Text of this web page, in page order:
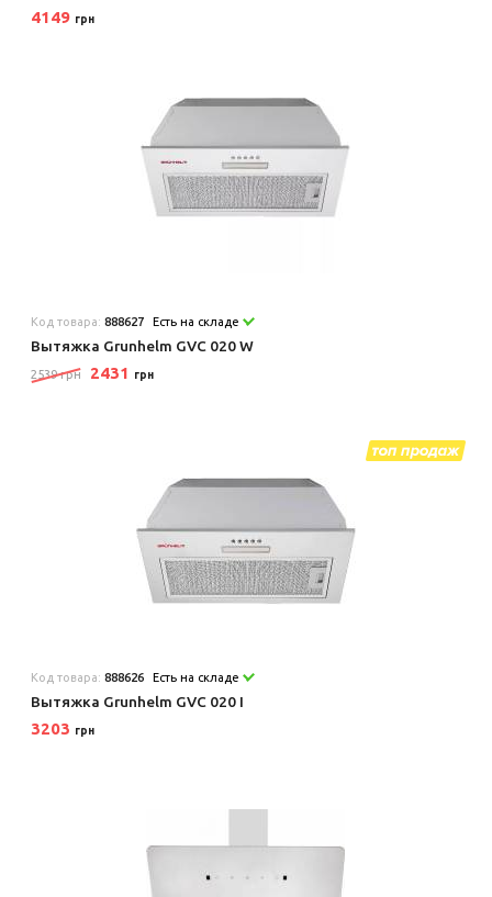
4149 грн
Код товара:888627 Есть на складе
Вытяжка Grunhelm GVC 020 W
2539 грн 2431 грн
Код товара:888626 Есть на складе
Вытяжка Grunhelm GVC 020 I
3203 грн